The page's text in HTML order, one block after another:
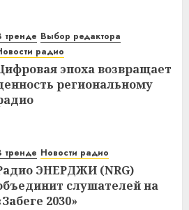
тренде Выбор редактора
радио
эпоха возвращает
региональному
тренде Новости радио
ЭНЕРДЖИ (NRG)
слушателей на
2030»